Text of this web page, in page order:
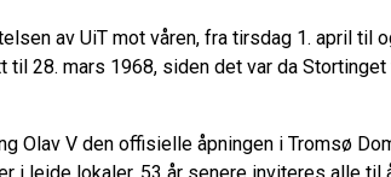
av UiT mot våren, fra tirsdag 1. april til
28. mars 1968, siden det var da
Olav V den offisielle åpningen i Tromsø